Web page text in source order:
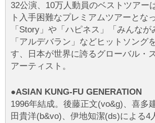
32公演、10万人動員のベストツアー
ト入手困難なプレミアムツアーとな
「Story」や「ハピネス」「みんなが
「アルデバラン」などヒットソング
す、日本が世界に誇るグローバル・
アーティスト。
●ASIAN KUNG-FU GENERATION
1996年結成。後藤正文(vo&g)、喜多
田貴洋(b&vo)、伊地知潔(ds)による4